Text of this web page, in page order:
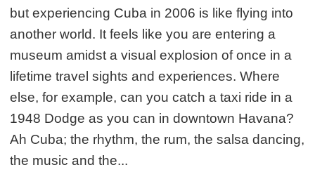
but experiencing Cuba in 2006 is like flying into
another world. It feels like you are entering a
museum amidst a visual explosion of once in a
lifetime travel sights and experiences. Where
else, for example, can you catch a taxi ride in a
1948 Dodge as you can in downtown Havana?
Ah Cuba; the rhythm, the rum, the salsa dancing,
the music and the...